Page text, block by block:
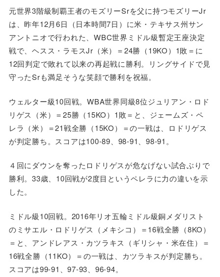
元世界3階級制覇王者のモズリーSrを父に持つモズリーJr
は、昨年12月6日（日本時間7日）に米・テキサス州サン
アントニオで行われた、WBC世界ミドル級暫定王座決定
戦で、ヘスス・ラモスJr（米）＝24勝（19KO）1敗＝に
12回判定で敗れて以来の再起戦に勝利。リングサイドで見
守ったSrも満足そうな笑顔で勝利を祝福。
ウェルター級10回戦。WBA世界同級8位ジュリアン・ロド
リゲス（米）＝25勝（15KO）1敗＝と、ジェームズ・ペ
レラ（米）＝21戦全勝（15KO）＝の一戦は、ロドリゲス
が判定勝ち。スコアは100-89、98-91、98-91。
４回にダウンを奪ったロドリゲスが危なげない試合ぶりで
勝利。33歳、10回戦が2度目というペレラに力の違いを示
した。
ミドル級10回戦。2016年リオ五輪ミドル級銅メダリスト
のミサエル・ロドリゲス（メキシコ）＝16戦全勝（8KO）
＝と、アンドレアス・カツラキス（ギリシャ・米在住）＝
16戦全勝（11KO）＝の一戦は、カツラキスが判定勝ち。
スコアは99-91、97-93、96-94。